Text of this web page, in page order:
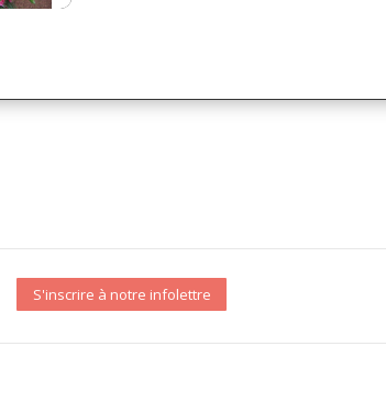
S'inscrire à notre infolettre